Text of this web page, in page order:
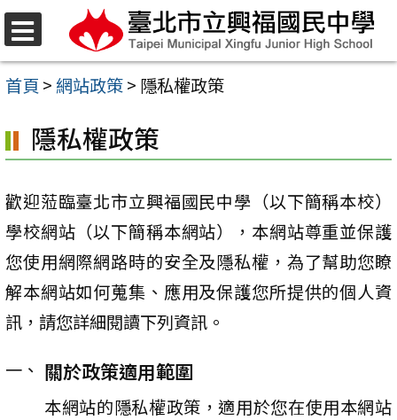
選
單
跳
至
主
內
容
區
首頁 > 網站政策> 隱私權政策
隱私權政策
歡迎蒞臨臺北市立興福國民中學（以下簡稱本校）
學校網站（以下簡稱本網站），本網站尊重並保護
您使用網際網路時的安全及隱私權，為了幫助您瞭
解本網站如何蒐集、應用及保護您所提供的個人資
訊，請您詳細閱讀下列資訊。
關於政策適用範圍
本網站的隱私權政策，適用於您在使用本網站